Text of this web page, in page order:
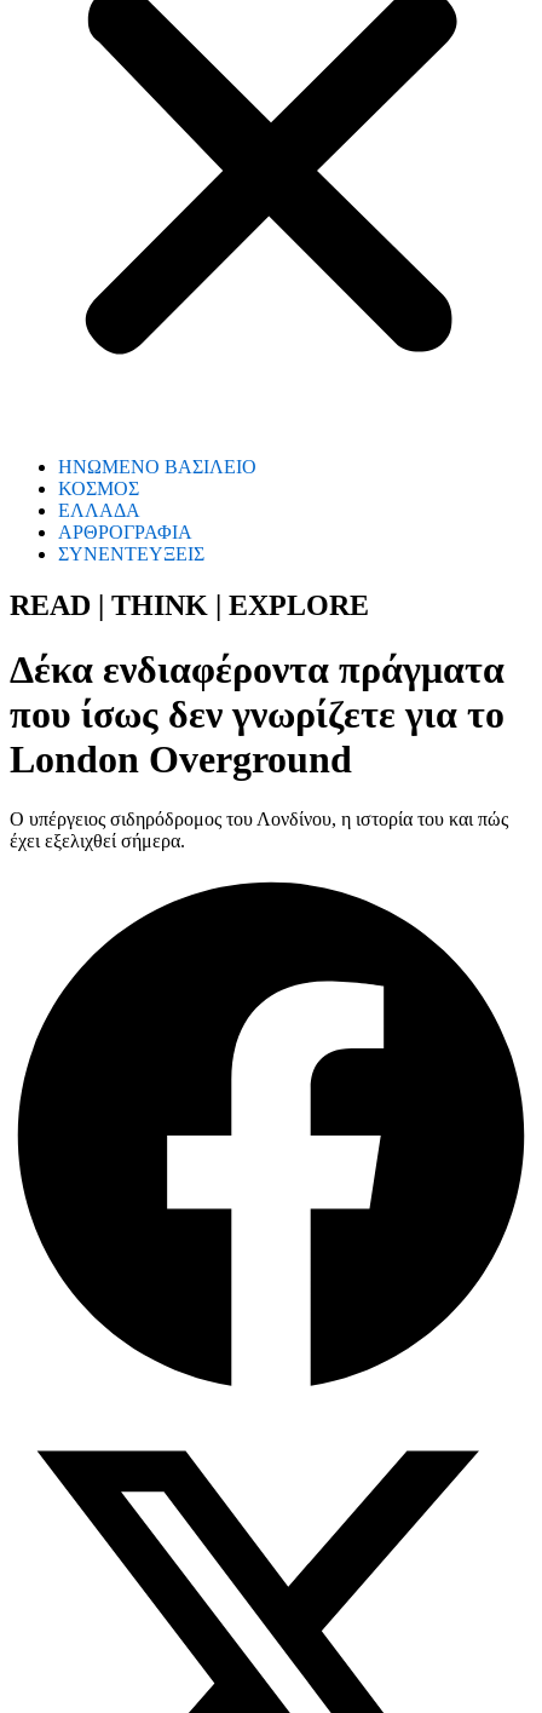
ΗΝΩΜΕΝΟ ΒΑΣΙΛΕΙΟ
ΚΟΣΜΟΣ
ΕΛΛΑΔΑ
ΑΡΘΡΟΓΡΑΦΙΑ
ΣΥΝΕΝΤΕΥΞΕΙΣ
READ | THINK | EXPLORE
Δέκα ενδιαφέροντα πράγματα
που ίσως δεν γνωρίζετε για το
London Overground
Ο υπέργειος σιδηρόδρομος του Λονδίνου, η ιστορία του και πώς
έχει εξελιχθεί σήμερα.